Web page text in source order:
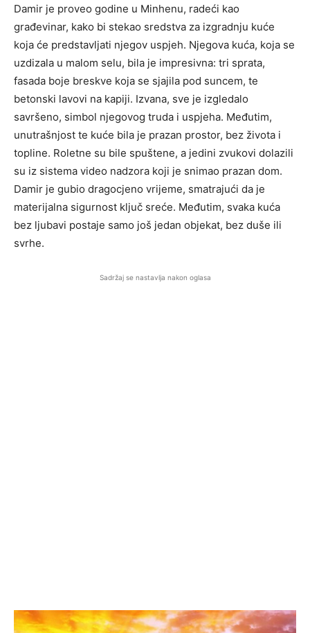
Damir je proveo godine u Minhenu, radeći kao
građevinar, kako bi stekao sredstva za izgradnju kuće
koja će predstavljati njegov uspjeh. Njegova kuća, koja se
uzdizala u malom selu, bila je impresivna: tri sprata,
fasada boje breskve koja se sjajila pod suncem, te
betonski lavovi na kapiji. Izvana, sve je izgledalo
savršeno, simbol njegovog truda i uspjeha. Međutim,
unutrašnjost te kuće bila je prazan prostor, bez života i
topline. Roletne su bile spuštene, a jedini zvukovi dolazili
su iz sistema video nadzora koji je snimao prazan dom.
Damir je gubio dragocjeno vrijeme, smatrajući da je
materijalna sigurnost ključ sreće. Međutim, svaka kuća
bez ljubavi postaje samo još jedan objekat, bez duše ili
svrhe.
Sadržaj se nastavlja nakon oglasa